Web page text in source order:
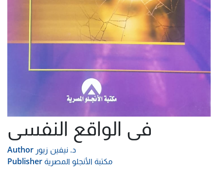
فى الواقع النفسى
Author د. نيفين زيور
Publisher مكتبة الأنجلو المصرية